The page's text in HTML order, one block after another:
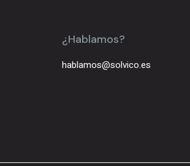
¿Hablamos?
hablamos@solvico.es